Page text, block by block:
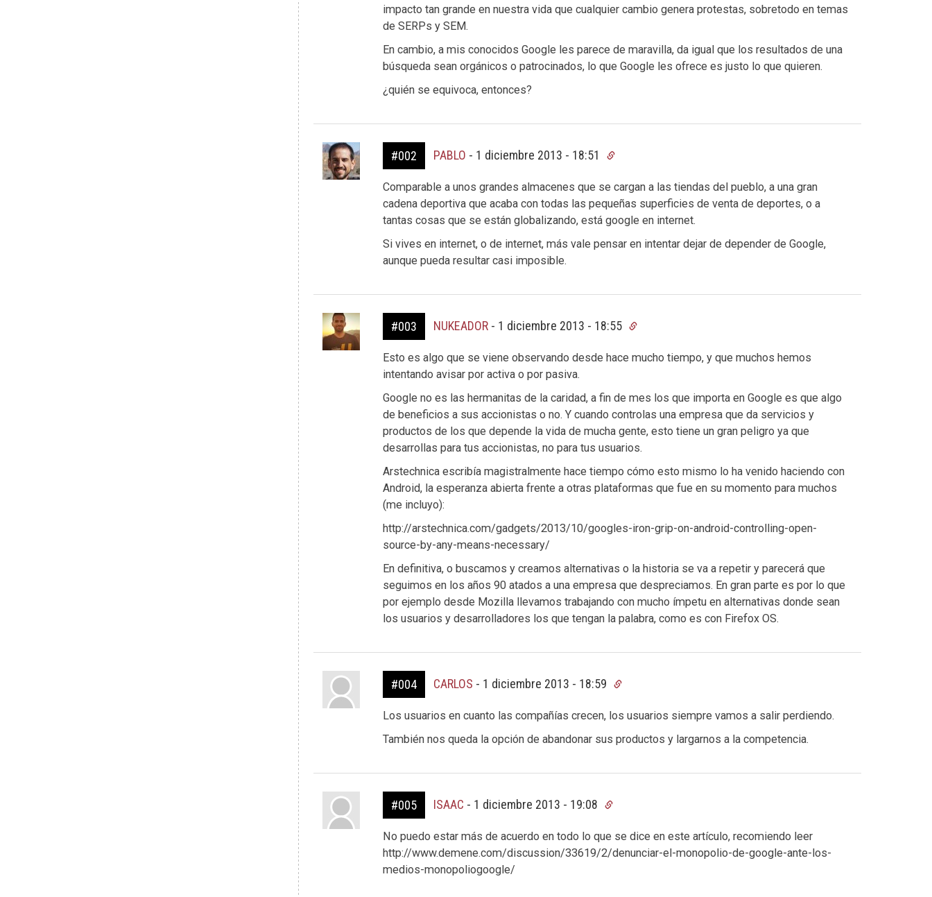
impacto tan grande en nuestra vida que cualquier cambio genera protestas, sobretodo en temas
de SERPs y SEM.
En cambio, a mis conocidos Google les parece de maravilla, da igual que los resultados de una
búsqueda sean orgánicos o patrocinados, lo que Google les ofrece es justo lo que quieren.
¿quién se equivoca, entonces?
#002 PABLO - 1 diciembre 2013 - 18:51
Comparable a unos grandes almacenes que se cargan a las tiendas del pueblo, a una gran
cadena deportiva que acaba con todas las pequeñas superficies de venta de deportes, o a
tantas cosas que se están globalizando, está google en internet.
Si vives en internet, o de internet, más vale pensar en intentar dejar de depender de Google,
aunque pueda resultar casi imposible.
#003 NUKEADOR- 1 diciembre 2013 - 18:55
Esto es algo que se viene observando desde hace mucho tiempo, y que muchos hemos
intentando avisar por activa o por pasiva.
Google no es las hermanitas de la caridad, a fin de mes los que importa en Google es que algo
de beneficios a sus accionistas o no. Y cuando controlas una empresa que da servicios y
productos de los que depende la vida de mucha gente, esto tiene un gran peligro ya que
desarrollas para tus accionistas, no para tus usuarios.
Arstechnica escribía magistralmente hace tiempo cómo esto mismo lo ha venido haciendo con
Android, la esperanza abierta frente a otras plataformas que fue en su momento para muchos
(me incluyo):
http://arstechnica.com/gadgets/2013/10/googles-iron-grip-on-android-controlling-open-
source-by-any-means-necessary/
En definitiva, o buscamos y creamos alternativas o la historia se va a repetir y parecerá que
seguimos en los años 90 atados a una empresa que despreciamos. En gran parte es por lo que
por ejemplo desde Mozilla llevamos trabajando con mucho ímpetu en alternativas donde sean
los usuarios y desarrolladores los que tengan la palabra, como es con Firefox OS.
#004 CARLOS - 1 diciembre 2013 - 18:59
Los usuarios en cuanto las compañías crecen, los usuarios siempre vamos a salir perdiendo.
También nos queda la opción de abandonar sus productos y largarnos a la competencia.
#005 ISAAC - 1 diciembre 2013 - 19:08
No puedo estar más de acuerdo en todo lo que se dice en este artículo, recomiendo leer
http://www.demene.com/discussion/33619/2/denunciar-el-monopolio-de-google-ante-los-
medios-monopoliogoogle/